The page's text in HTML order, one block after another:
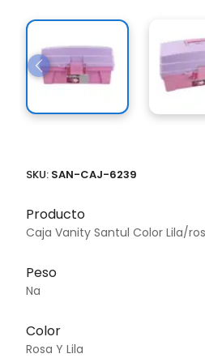
SKU: SAN-CAJ-6239
Producto
Caja Vanity Santul Color Lila/
Peso
Na
Color
Rosa Y Lila